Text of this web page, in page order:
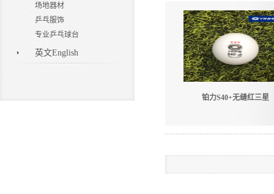
场地器材
乒乓服饰
专业乒乓球台
英文English
铂力S40+无缝红三星